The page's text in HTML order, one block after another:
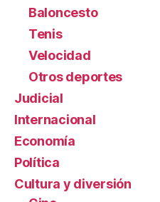
Baloncesto
Tenis
Velocidad
Otros deportes
Judicial
Internacional
Economía
Política
Cultura y diversión